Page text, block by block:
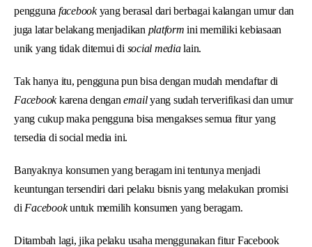
pengguna facebookyang berasal dari berbagai kalangan umur dan
juga latar belakang menjadikan platform ini memiliki kebiasaan
unik yang tidak ditemui di social medialain.
Tak hanya itu, pengguna pun bisa dengan mudah mendaftar di
Facebookkarena dengan emailyang sudah terverifikasi dan umur
yang cukup maka pengguna bisa mengakses semua fitur yang
tersedia di social media ini.
Banyaknya konsumen yang beragam ini tentunya menjadi
keuntungan tersendiri dari pelaku bisnis yang melakukan promisi
di Facebookuntuk memilih konsumen yang beragam.
Ditambah lagi, jika pelaku usaha menggunakan fitur Facebook